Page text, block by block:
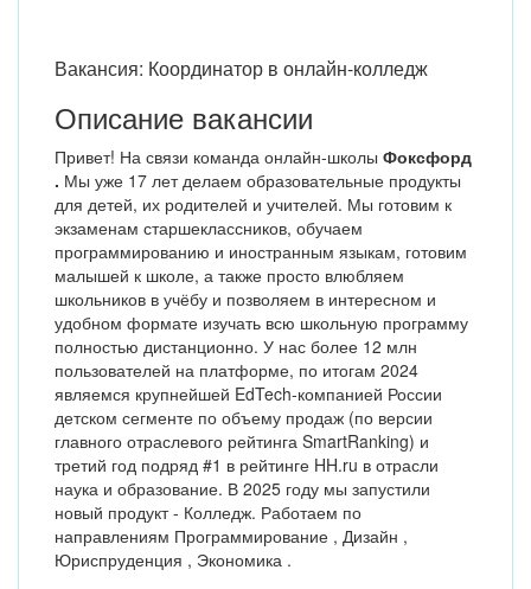
Вакансия: Координатор в онлайн-колледж
Описание вакансии
Привет! На связи команда онлайн-школы Фоксфорд
. Мы уже 17 лет делаем образовательные продукты
для детей, их родителей и учителей. Мы готовим к
экзаменам старшеклассников, обучаем
программированию и иностранным языкам, готовим
малышей к школе, а также просто влюбляем
школьников в учёбу и позволяем в интересном и
удобном формате изучать всю школьную программу
полностью дистанционно. У нас более 12 млн
пользователей на платформе, по итогам 2024
являемся крупнейшей EdTech-компанией России
детском сегменте по объему продаж (по версии
главного отраслевого рейтинга SmartRanking) и
третий год подряд #1 в рейтинге HH.ru в отрасли
наука и образование. В 2025 году мы запустили
новый продукт - Колледж. Работаем по
направлениям Программирование , Дизайн ,
Юриспруденция , Экономика .